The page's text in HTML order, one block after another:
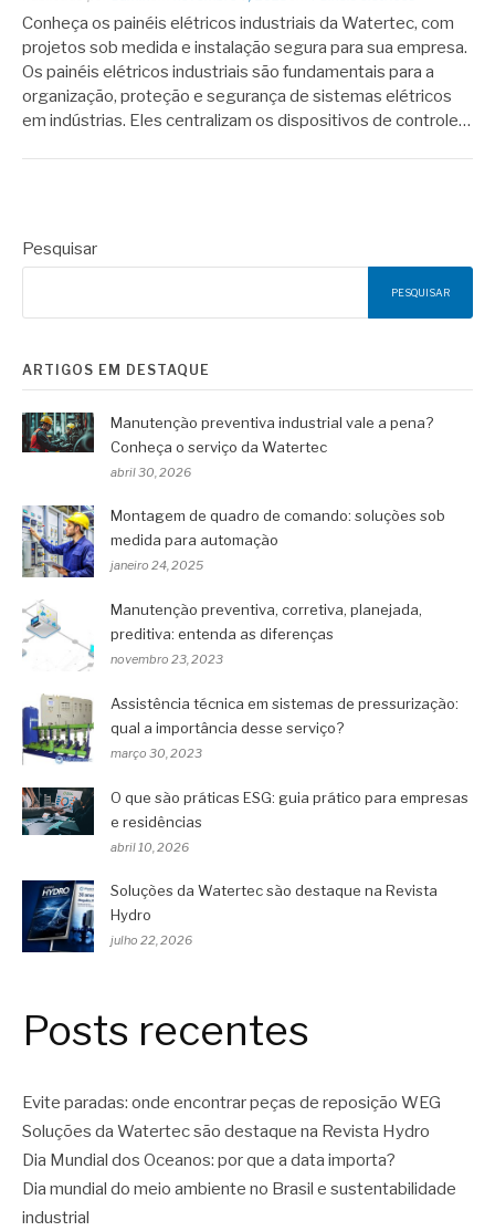
Conheça os painéis elétricos industriais da Watertec, com
projetos sob medida e instalação segura para sua empresa.
Os painéis elétricos industriais são fundamentais para a
organização, proteção e segurança de sistemas elétricos
em indústrias. Eles centralizam os dispositivos de controle…
Pesquisar
PESQUISAR
ARTIGOS EM DESTAQUE
Manutenção preventiva industrial vale a pena?
Conheça o serviço da Watertec
abril 30, 2026
Montagem de quadro de comando: soluções sob
medida para automação
janeiro 24, 2025
Manutenção preventiva, corretiva, planejada,
preditiva: entenda as diferenças
novembro 23, 2023
Assistência técnica em sistemas de pressurização:
qual a importância desse serviço?
março 30, 2023
O que são práticas ESG: guia prático para empresas
e residências
abril 10, 2026
Soluções da Watertec são destaque na Revista
Hydro
julho 22, 2026
Posts recentes
Evite paradas: onde encontrar peças de reposição WEG
Soluções da Watertec são destaque na Revista Hydro
Dia Mundial dos Oceanos: por que a data importa?
Dia mundial do meio ambiente no Brasil e sustentabilidade
industrial